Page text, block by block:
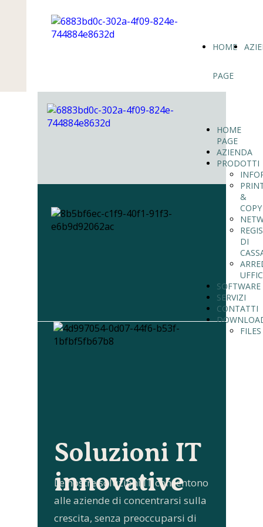
HOME
PAGE
HOME
PAGE
AZIENDA
PRODOTTI
&
COPY
DI
SOFTWARE
SERVIZI
CONTATTI
FILES
Soluzioni IT
innovative
Le nostre soluzioni IT consentono
alle aziende di concentrarsi sulla
crescita, senza preoccuparsi di